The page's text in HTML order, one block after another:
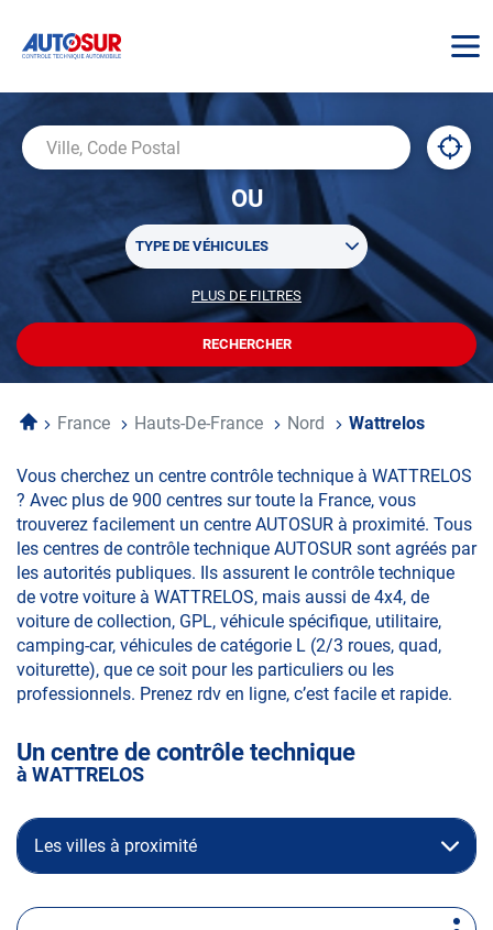
Code
Postal
À
,
OU
Sélectionner
un
plusieurs
recherche
TYPE DE VÉHICULES
PLUS DE FILTRES
POUR
PERSONNALISER
VOTRE
RECHERCHE
RECHERCHER
UN
CENTRE
AUTOSUR
AccueilFrance Hauts-De-France Nord Wattrelos
Vous cherchez un centre contrôle technique à WATTRELOS
? Avec plus de 900 centres sur toute la France, vous
trouverez facilement un centre AUTOSUR à proximité. Tous
les centres de contrôle technique AUTOSUR sont agréés par
les autorités publiques. Ils assurent le contrôle technique
de votre voiture à WATTRELOS, mais aussi de 4x4, de
voiture de collection, GPL, véhicule spécifique, utilitaire,
camping-car, véhicules de catégorie L (2/3 roues, quad,
voiturette), que ce soit pour les particuliers ou les
professionnels. Prenez rdv en ligne, c’est facile et rapide.
Un centre de contrôle technique
à WATTRELOS
Les villes à proximité
Appuyer